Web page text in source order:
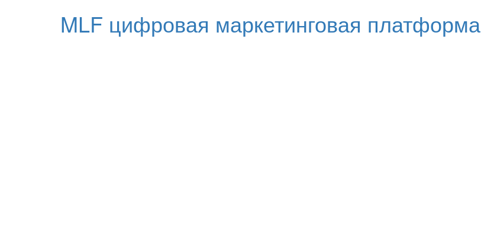
MLF цифровая маркетинговая платформа